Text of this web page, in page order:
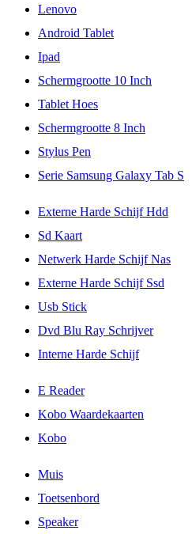
Lenovo
Android Tablet
Ipad
Schermgrootte 10 Inch
Tablet Hoes
Schermgrootte 8 Inch
Stylus Pen
Serie Samsung Galaxy Tab S
Externe Harde Schijf Hdd
Sd Kaart
Netwerk Harde Schijf Nas
Externe Harde Schijf Ssd
Usb Stick
Dvd Blu Ray Schrijver
Interne Harde Schijf
E Reader
Kobo Waardekaarten
Kobo
Muis
Toetsenbord
Speaker